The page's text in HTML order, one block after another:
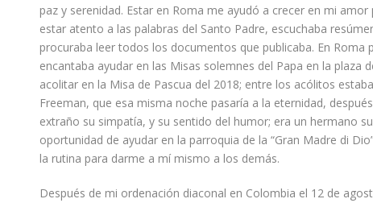
paz y serenidad. Estar en Roma me ayudó a crecer en mi
estar atento a las palabras del Santo Padre, escuchaba
procuraba leer todos los documentos que publicaba. En Roma
encantaba ayudar en las Misas solemnes del Papa en la plaza
acolitar en la Misa de Pascua del 2018; entre los acólitos
Freeman, que esa misma noche pasaría a la eternidad,
extraño su simpatía, y su sentido del humor; era un hermano
oportunidad de ayudar en la parroquia de la “Gran Madre di
la rutina para darme a mí mismo a los demás.
Después de mi ordenación diaconal en Colombia el 12 de